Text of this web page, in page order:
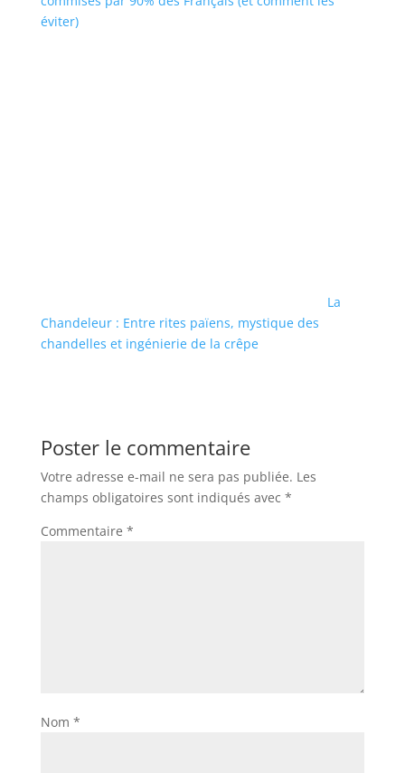
éviter)
La
Chandeleur : Entre rites païens, mystique des
chandelles et ingénierie de la crêpe
Poster le commentaire
Votre adresse e-mail ne sera pas publiée. Les
champs obligatoires sont indiqués avec *
Commentaire *
Nom *